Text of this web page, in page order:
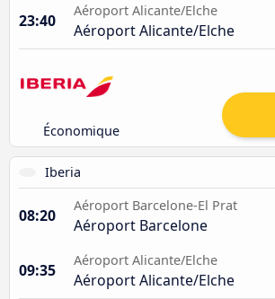
23:40
Aéroport Alicante/Elche
Aéroport Alicante/Elche
Économique
Iberia
08:20
Aéroport Barcelone-El Prat
Aéroport Barcelone
09:35
Aéroport Alicante/Elche
Aéroport Alicante/Elche